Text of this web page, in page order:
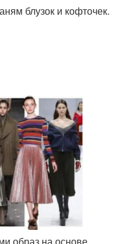
блузок и кофточек.